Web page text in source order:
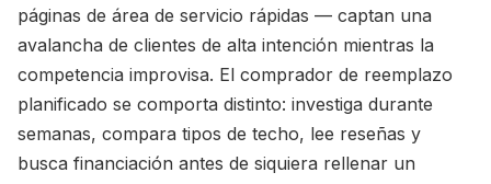
páginas de área de servicio rápidas — captan una
avalancha de clientes de alta intención mientras la
competencia improvisa. El comprador de reemplazo
planificado se comporta distinto: investiga durante
semanas, compara tipos de techo, lee reseñas y
busca financiación antes de siquiera rellenar un